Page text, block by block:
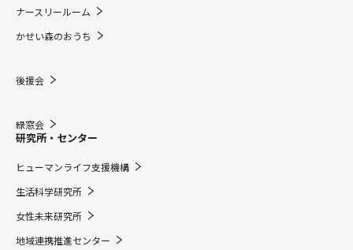
ナースリールーム
かせい森のおうち
後援会
緑窓会
研究所・センター
ヒューマンライフ支援機構
生活科学研究所
女性未来研究所
地域連携推進センター